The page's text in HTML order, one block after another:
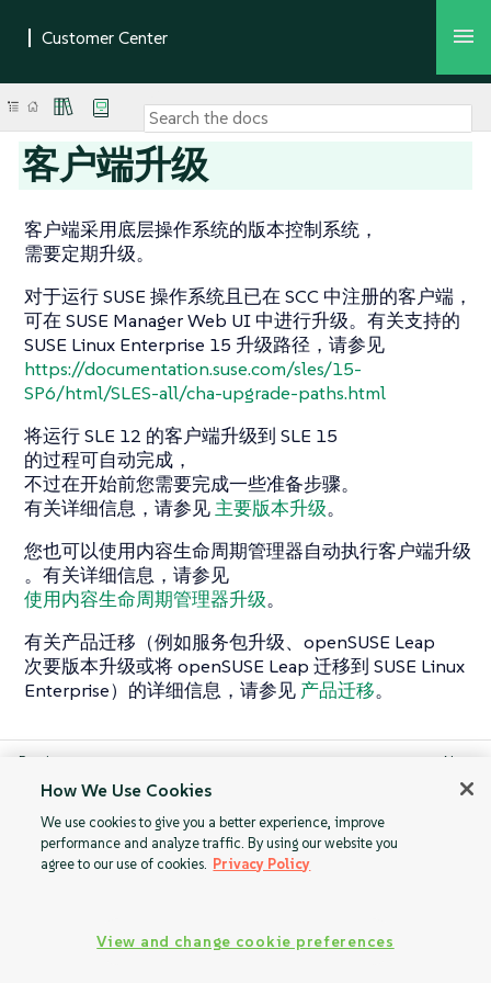
客户端升级
客户端采用底层操作系统的版本控制系统，
需要定期升级。
对于运行 SUSE 操作系统且已在 SCC 中注册的客户端，
可在 SUSE Manager Web UI 中进行升级。有关支持的
SUSE Linux Enterprise 15 升级路径，请参见
https://documentation.suse.com/sles/15-
SP6/html/SLES-all/cha-upgrade-paths.html
将运行 SLE 12 的客户端升级到 SLE 15
的过程可自动完成，
不过在开始前您需要完成一些准备步骤。
有关详细信息，请参见 主要版本升级。
您也可以使用内容生命周期管理器自动执行客户端升级
。有关详细信息，请参见
使用内容生命周期管理器升级。
有关产品迁移（例如服务包升级、openSUSE Leap
次要版本升级或将 openSUSE Leap 迁移到 SUSE Linux
Enterprise）的详细信息，请参见 产品迁移。
自动注册
Terraform
创建的客户端
How We Use Cookies
We use cookies to give you a better experience, improve
performance and analyze traffic. By using our website you
agree to our use of cookies. Privacy Policy
View and change cookie preferences